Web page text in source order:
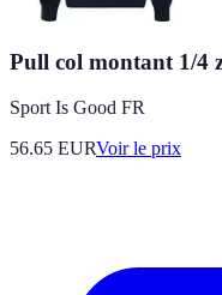
Pull col montant 1/4
Sport Is Good FR
56.65 EURVoir le prix